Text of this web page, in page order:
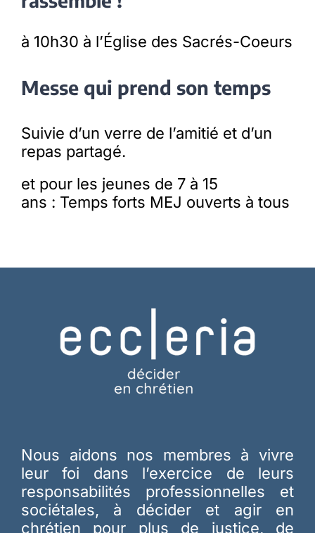
à 10h30 à l’Église des Sacrés-Coeurs
Messe qui prend son temps
Suivie d’un verre de l’amitié et d’un
repas partagé.
et pour les jeunes de 7 à 15
ans : Temps forts MEJ ouverts à tous
Nous aidons nos membres à vivre
leur foi dans l’exercice de leurs
responsabilités professionnelles et
sociétales, à décider et agir en
chrétien pour plus de justice, de